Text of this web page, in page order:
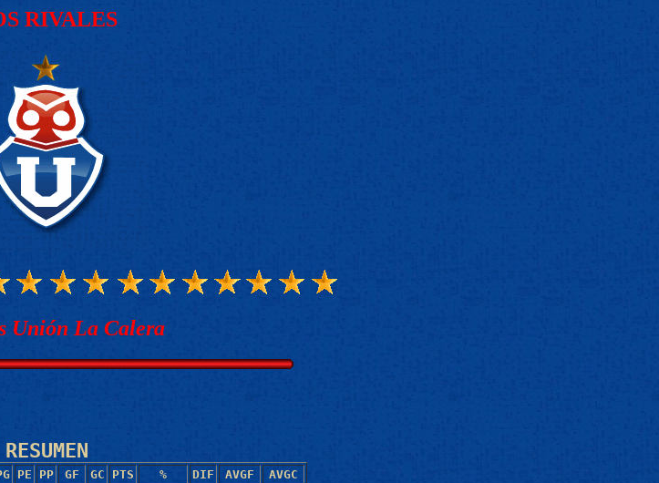
RIVALES
Unión La Calera
RESUMEN
PE PP GF GC PTS % DIF AVGF
AVGC